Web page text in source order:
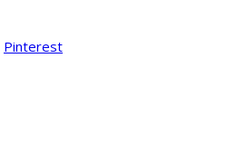
Pinterest